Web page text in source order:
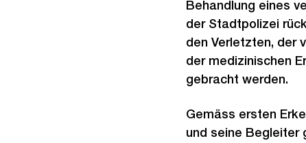
Behandlung eines
der Stadtpolizei
den Verletzten, der
der medizinischen
gebracht werden.
Gemäss ersten
und seine Begleiter